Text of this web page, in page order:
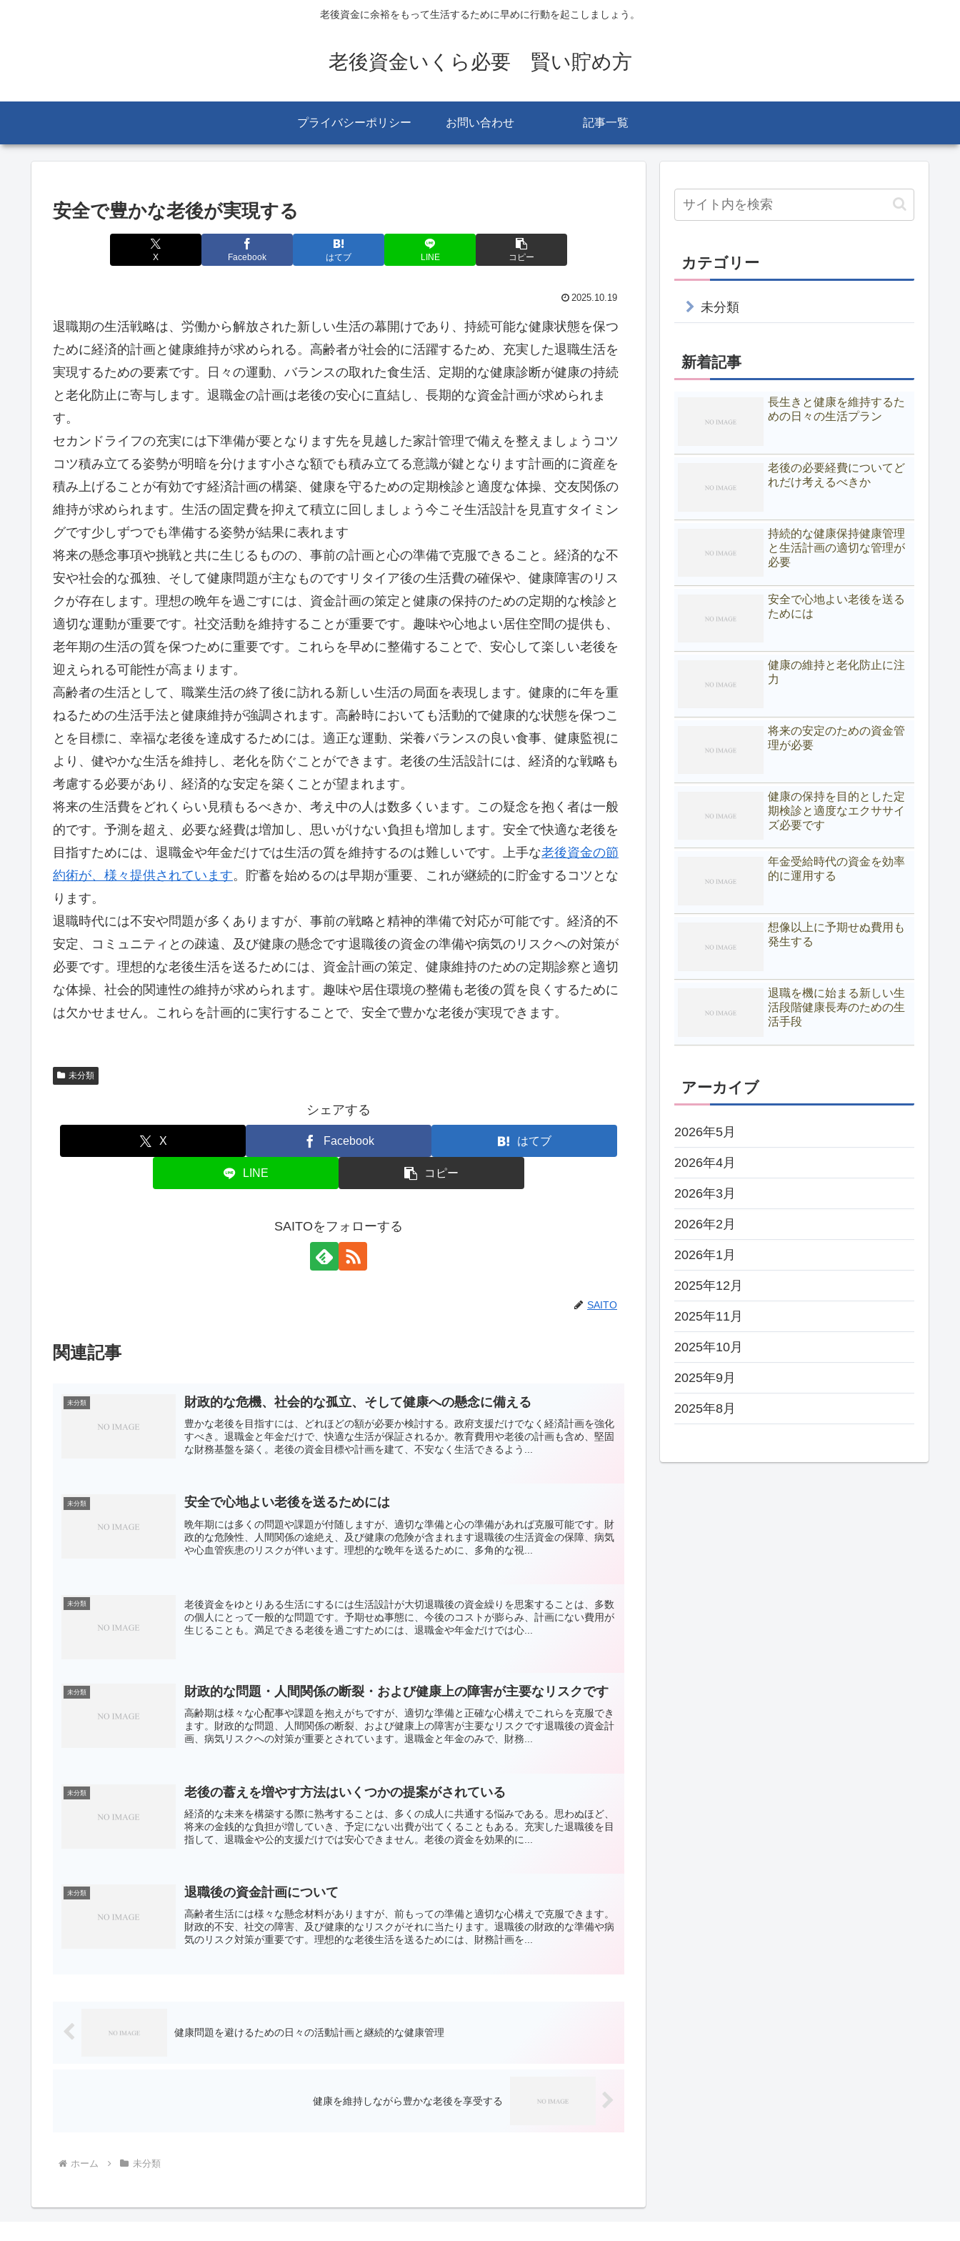
老後資金に余裕をもって生活するために早めに行動を起こしましょう。
老後資金いくら必要 賢い貯め方
プライバシーポリシー お問い合わせ 記事一覧
安全で豊かな老後が実現する
X Facebook はてブ LINE コピー
2025.10.19
退職期の生活戦略は、労働から解放された新しい生活の幕開けであり、持続可能な健康状態を保つ
ために経済的計画と健康維持が求められる。高齢者が社会的に活躍するため、充実した退職生活を
実現するための要素です。日々の運動、バランスの取れた食生活、定期的な健康診断が健康の持続
と老化防止に寄与します。退職金の計画は老後の安心に直結し、長期的な資金計画が求められま
す。
セカンドライフの充実には下準備が要となります先を見越した家計管理で備えを整えましょうコツ
コツ積み立てる姿勢が明暗を分けます小さな額でも積み立てる意識が鍵となります計画的に資産を
積み上げることが有効です経済計画の構築、健康を守るための定期検診と適度な体操、交友関係の
維持が求められます。生活の固定費を抑えて積立に回しましょう今こそ生活設計を見直すタイミン
グです少しずつでも準備する姿勢が結果に表れます
将来の懸念事項や挑戦と共に生じるものの、事前の計画と心の準備で克服できること。経済的な不
安や社会的な孤独、そして健康問題が主なものですリタイア後の生活費の確保や、健康障害のリス
クが存在します。理想の晩年を過ごすには、資金計画の策定と健康の保持のための定期的な検診と
適切な運動が重要です。社交活動を維持することが重要です。趣味や心地よい居住空間の提供も、
老年期の生活の質を保つために重要です。これらを早めに整備することで、安心して楽しい老後を
迎えられる可能性が高まります。
高齢者の生活として、職業生活の終了後に訪れる新しい生活の局面を表現します。健康的に年を重
ねるための生活手法と健康維持が強調されます。高齢時においても活動的で健康的な状態を保つこ
とを目標に、幸福な老後を達成するためには。適正な運動、栄養バランスの良い食事、健康監視に
より、健やかな生活を維持し、老化を防ぐことができます。老後の生活設計には、経済的な戦略も
考慮する必要があり、経済的な安定を築くことが望まれます。
将来の生活費をどれくらい見積もるべきか、考え中の人は数多くいます。この疑念を抱く者は一般
的です。予測を超え、必要な経費は増加し、思いがけない負担も増加します。安全で快適な老後を
目指すためには、退職金や年金だけでは生活の質を維持するのは難しいです。上手な老後資金の節
約術が、様々提供されています。貯蓄を始めるのは早期が重要、これが継続的に貯金するコツとな
ります。
退職時代には不安や問題が多くありますが、事前の戦略と精神的準備で対応が可能です。経済的不
安定、コミュニティとの疎遠、及び健康の懸念です退職後の資金の準備や病気のリスクへの対策が
必要です。理想的な老後生活を送るためには、資金計画の策定、健康維持のための定期診察と適切
な体操、社会的関連性の維持が求められます。趣味や居住環境の整備も老後の質を良くするために
は欠かせません。これらを計画的に実行することで、安全で豊かな老後が実現できます。
未分類
シェアする
X Facebook はてブ
LINE コピー
SAITOをフォローする
SAITO
関連記事
未分類 財政的な危機、社会的な孤立、そして健康への懸念に備える
豊かな老後を目指すには、どれほどの額が必要か検討する。政府支援だけでなく経済計画を強化
すべき。退職金と年金だけで、快適な生活が保証されるか。教育費用や老後の計画も含め、堅固
な財務基盤を築く。老後の資金目標や計画を建て、不安なく生活できるよう...
未分類 安全で心地よい老後を送るためには
晩年期には多くの問題や課題が付随しますが、適切な準備と心の準備があれば克服可能です。財
政的な危険性、人間関係の途絶え、及び健康の危険が含まれます退職後の生活資金の保障、病気
や心血管疾患のリスクが伴います。理想的な晩年を送るために、多角的な視...
未分類
老後資金をゆとりある生活にするには生活設計が大切退職後の資金繰りを思案することは、多数
の個人にとって一般的な問題です。予期せぬ事態に、今後のコストが膨らみ、計画にない費用が
生じることも。満足できる老後を過ごすためには、退職金や年金だけでは心...
未分類 財政的な問題・人間関係の断裂・および健康上の障害が主要なリスクです
高齢期は様々な心配事や課題を抱えがちですが、適切な準備と正確な心構えでこれらを克服でき
ます。財政的な問題、人間関係の断裂、および健康上の障害が主要なリスクです退職後の資金計
画、病気リスクへの対策が重要とされています。退職金と年金のみで、財務...
未分類 老後の蓄えを増やす方法はいくつかの提案がされている
経済的な未来を構築する際に熟考することは、多くの成人に共通する悩みである。思わぬほど、
将来の金銭的な負担が増していき、予定にない出費が出てくることもある。充実した退職後を目
指して、退職金や公的支援だけでは安心できません。老後の資金を効果的に...
未分類 退職後の資金計画について
高齢者生活には様々な懸念材料がありますが、前もっての準備と適切な心構えで克服できます。
財政的不安、社交の障害、及び健康的なリスクがそれに当たります。退職後の財政的な準備や病
気のリスク対策が重要です。理想的な老後生活を送るためには、財務計画を...
健康問題を避けるための日々の活動計画と継続的な健康管理
健康を維持しながら豊かな老後を享受する
ホーム 未分類
カテゴリー
未分類
新着記事
長生きと健康を維持するた
めの日々の生活プラン
老後の必要経費についてど
れだけ考えるべきか
持続的な健康保持健康管理
と生活計画の適切な管理が
必要
安全で心地よい老後を送る
ためには
健康の維持と老化防止に注
力
将来の安定のための資金管
理が必要
健康の保持を目的とした定
期検診と適度なエクササイ
ズ必要です
年金受給時代の資金を効率
的に運用する
想像以上に予期せぬ費用も
発生する
退職を機に始まる新しい生
活段階健康長寿のための生
活手段
アーカイブ
2026年5月
2026年4月
2026年3月
2026年2月
2026年1月
2025年12月
2025年11月
2025年10月
2025年9月
2025年8月